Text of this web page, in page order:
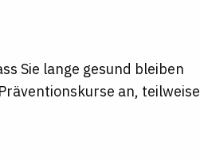
Sie lange gesund bleiben
an, teilweise